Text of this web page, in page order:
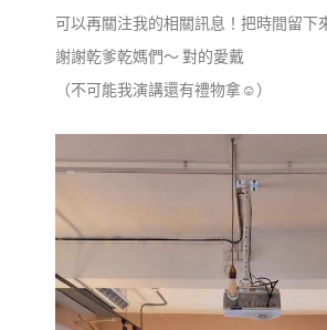
可以再關注我的相關訊息！把時間留下
謝謝乾爹乾媽們～ 對的愛戴
（不可能我演講還有禮物拿☺️）